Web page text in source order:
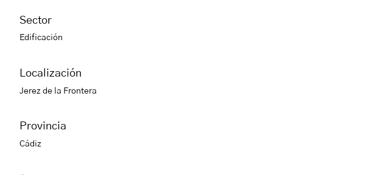
Sector
Edificación
Localización
Jerez de la Frontera
Provincia
Cádiz